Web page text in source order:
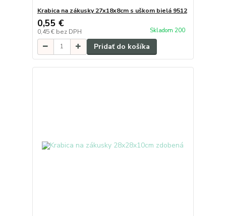
Krabica na zákusky 27x18x8cm s uškom bielá 9512
0,55 €
0,45 € bez DPH Skladom 200
Pridať do košíka